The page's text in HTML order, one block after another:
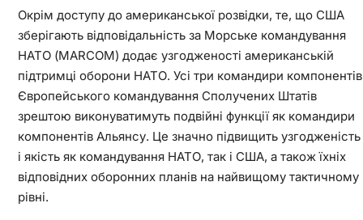
Окрім доступу до американської розвідки, те, що США
зберігають відповідальність за Морське командування
НАТО (MARCOM) додає узгодженості американській
підтримці оборони НАТО. Усі три командири компонентів
Європейського командування Сполучених Штатів
зрештою виконуватимуть подвійні функції як командири
компонентів Альянсу. Це значно підвищить узгодженість
і якість як командування НАТО, так і США, а також їхніх
відповідних оборонних планів на найвищому тактичному
рівні.